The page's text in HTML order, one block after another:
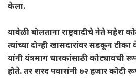
केला.
यावेळी बोलताना राष्ट्रवादीचे नेते महेश
त्यांच्या दोन्ही खासदारांवर सडकून
यांनी यंत्रमाग धारकांसाठी
होते. तर शरद पवारांनी ७२ हजार कोटी